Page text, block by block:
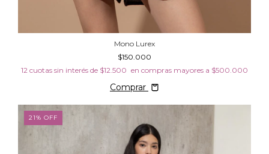
Mono Lurex
$150.000
12 cuotas sin interés de $12.500
Comprar
21% OFF